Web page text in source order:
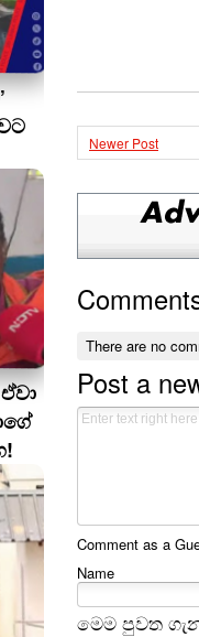
Newer Post
There are no
Post a
Comment as a
Name
මෙම පුවත